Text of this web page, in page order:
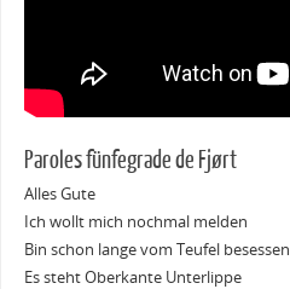
Paroles fünfegrade de Fjørt
Alles Gute
Ich wollt mich nochmal melden
Bin schon lange vom Teufel besessen
Es steht Oberkante Unterlippe